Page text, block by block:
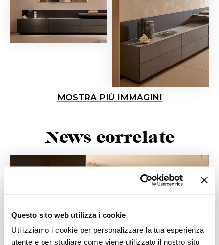
Questo sito web utilizza i cookie
Utilizziamo i cookie per personalizzare la tua esperienza
utente e per studiare come viene utilizzato il nostro sito
MOSTRA PIÙ IMMAGINI
News correlate